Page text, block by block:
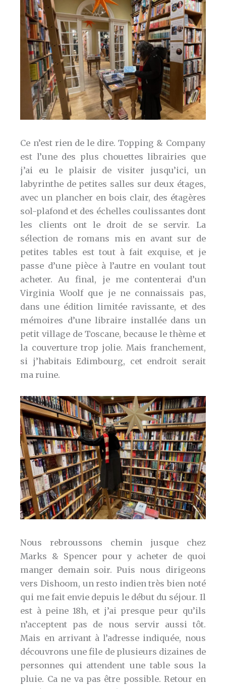
Ce n’est rien de le dire. Topping & Company
est l’une des plus chouettes librairies que
j’ai eu le plaisir de visiter jusqu’ici, un
labyrinthe de petites salles sur deux étages,
avec un plancher en bois clair, des étagères
sol-plafond et des échelles coulissantes dont
les clients ont le droit de se servir. La
sélection de romans mis en avant sur de
petites tables est tout à fait exquise, et je
passe d’une pièce à l’autre en voulant tout
acheter. Au final, je me contenterai d’un
Virginia Woolf que je ne connaissais pas,
dans une édition limitée ravissante, et des
mémoires d’une libraire installée dans un
petit village de Toscane, because le thème et
la couverture trop jolie. Mais franchement,
si j’habitais Edimbourg, cet endroit serait
ma ruine.
Nous rebroussons chemin jusque chez
Marks & Spencer pour y acheter de quoi
manger demain soir. Puis nous dirigeons
vers Dishoom, un resto indien très bien noté
qui me fait envie depuis le début du séjour. Il
est à peine 18h, et j’ai presque peur qu’ils
n’acceptent pas de nous servir aussi tôt.
Mais en arrivant à l’adresse indiquée, nous
découvrons une file de plusieurs dizaines de
personnes qui attendent une table sous la
pluie. Ca ne va pas être possible. Retour en